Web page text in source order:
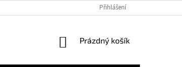
MOJE OBJEDNÁVKA
Přihlášení
NÁKUPNÍ
Prázdný košík